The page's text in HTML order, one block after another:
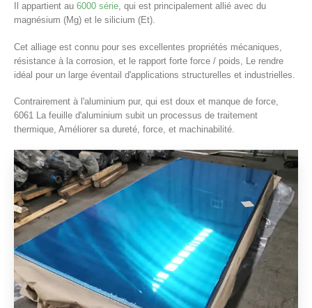
Il appartient au 6000 série, qui est principalement allié avec du
magnésium (Mg) et le silicium (Et).
Cet alliage est connu pour ses excellentes propriétés mécaniques,
résistance à la corrosion, et le rapport forte force / poids, Le rendre
idéal pour un large éventail d'applications structurelles et industrielles.
Contrairement à l'aluminium pur, qui est doux et manque de force,
6061 La feuille d'aluminium subit un processus de traitement
thermique, Améliorer sa dureté, force, et machinabilité.